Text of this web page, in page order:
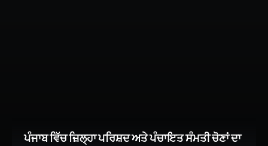
ਪੰਜਾਬ ਵਿੱਚ ਜ਼ਿਲ੍ਹਾ ਪਰਿਸ਼ਦ ਅਤੇ ਪੰਚਾਇਤ ਸੰਮਤੀ ਚੋਣਾਂ ਦਾ